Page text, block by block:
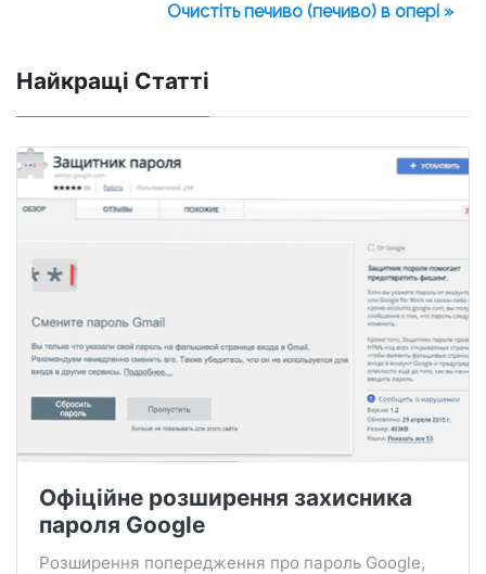
Очистіть печиво (печиво) в опері »
Найкращі Статті
Офіційне розширення захисника
пароля Google
Розширення попередження про пароль Google,